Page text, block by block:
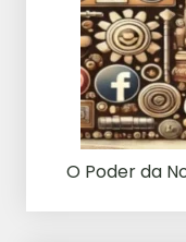
O Poder da